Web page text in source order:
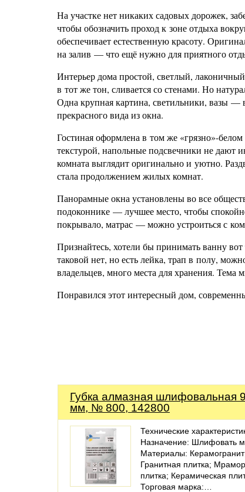
На участке нет никаких садовых дорожек,
чтобы обозначить проход к зоне отдыха
обеспечивает естественную красоту.
на залив — что ещё нужно для приятного
Интерьер дома простой, светлый,
в тот же тон, сливается со стенами. Но
Одна крупная картина, светильники, вазы —
прекрасного вида из окна.
Гостиная оформлена в том же «грязно»-
текстурой, напольные подсвечники не дают
комната выглядит оригинально и уютно.
стала продолжением жилых комнат.
Панорамные окна установлены во все
подоконнике — лучшее место, чтобы
покрывало, матрас — можно устроиться с
Признайтесь, хотели бы принимать ванну
таковой нет, но есть лейка, трап в полу,
владельцев, много места для хранения.
Понравился этот интересный дом,
Губка алмазная шлифовальная
мм, № 800, 142800
Технические
Назначение: Шлифовать
Материалы:
Гранитная плитка;
плитка; Керамическая
Торговая марка:…